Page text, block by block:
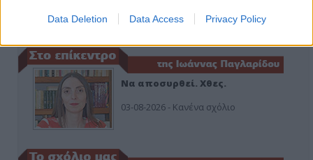
Data Deletion Data Access Privacy Policy
11-06-2026 - Κανένα σχόλιο
Να αποσυρθεί. Χθες.
03-08-2026 - Κανένα σχόλιο